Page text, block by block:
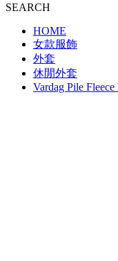
SEARCH
HOME
女款服飾
外套
休閒外套
Vardag Pile Fleece